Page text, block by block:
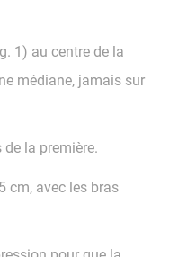
1) au centre de la
médiane, jamais sur
de la première.
cm, avec les bras